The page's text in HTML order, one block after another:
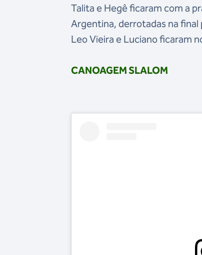
Talita e Hegê ficaram com a
Argentina, derrotadas na final
Leo Vieira e Luciano ficaram
CANOAGEM SLALOM